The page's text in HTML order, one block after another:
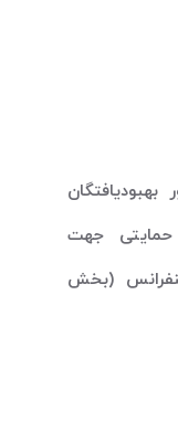
بهبودیافتگان
حمایتی جهت
(بخش